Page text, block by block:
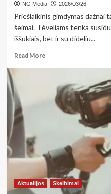
NG Media 2026/03/26
Priešlaikinis gimdymas dažnai
šeimai. Tėveliams tenka
iššūkiais, bet ir su dideliu...
Read MoreRead
Priešlaikinio
gimdymo
gidas
to
Aktualijos Skelbimai